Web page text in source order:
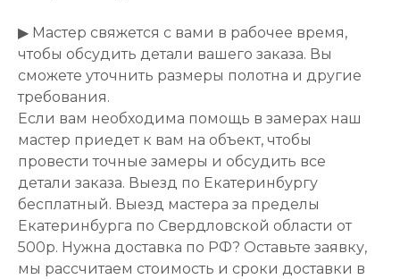
▶ Мастер свяжется с вами в рабочее время,
чтобы обсудить детали вашего заказа. Вы
сможете уточнить размеры полотна и другие
требования.
Если вам необходима помощь в замерах наш
мастер приедет к вам на объект, чтобы
провести точные замеры и обсудить все
детали заказа. Выезд по Екатеринбургу
бесплатный. Выезд мастера за пределы
Екатеринбурга по Свердловской области от
500р. Нужна доставка по РФ? Оставьте заявку,
мы рассчитаем стоимость и сроки доставки в